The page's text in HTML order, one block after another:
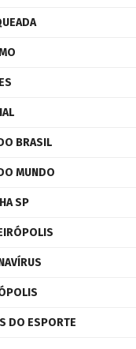
BRASIL
MUNDO
SP
DO ESPORTE